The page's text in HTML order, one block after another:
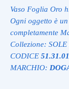
Vaso Foglia Oro
Ogni oggetto è
completamente
Collezione: SOLE
CODICE
MARCHIO: